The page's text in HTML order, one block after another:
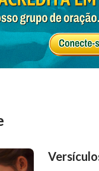
O seu reino